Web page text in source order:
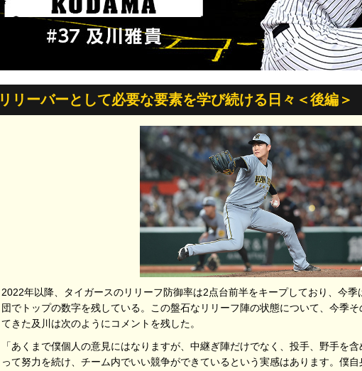
リリーバーとして必要な要素を学び続ける日々＜後編＞
2022年以降、タイガースのリリーフ防御率は2点台前半をキープしており、今
団でトップの数字を残している。この盤石なリリーフ陣の状態について、今季
てきた及川は次のようにコメントを残した。
「あくまで僕個人の意見にはなりますが、中継ぎ陣だけでなく、投手、野手を
って努力を続け、チーム内でいい競争ができているという実感はあります。僕自